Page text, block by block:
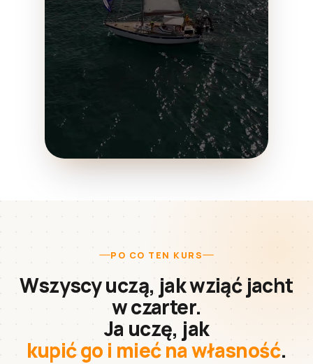
PO CO TEN KURS
Wszyscy uczą, jak wziąć jacht
w czarter.
Ja uczę, jak
kupić go i mieć na własność.